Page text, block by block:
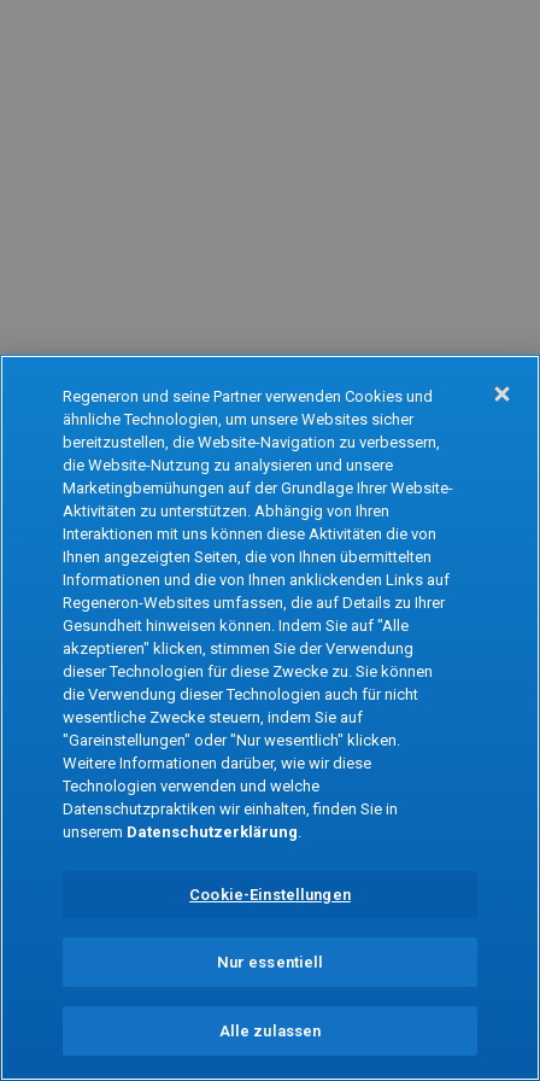
Oops!
Something went wrong. Please try refreshing
the app
Refresh
Regeneron und seine Partner verwenden Cookies und
ähnliche Technologien, um unsere Websites sicher
bereitzustellen, die Website-Navigation zu verbessern,
die Website-Nutzung zu analysieren und unsere
Marketingbemühungen auf der Grundlage Ihrer Website-
Aktivitäten zu unterstützen. Abhängig von Ihren
Interaktionen mit uns können diese Aktivitäten die von
Ihnen angezeigten Seiten, die von Ihnen übermittelten
Informationen und die von Ihnen anklickenden Links auf
Regeneron-Websites umfassen, die auf Details zu Ihrer
Gesundheit hinweisen können. Indem Sie auf "Alle
akzeptieren" klicken, stimmen Sie der Verwendung
dieser Technologien für diese Zwecke zu. Sie können
die Verwendung dieser Technologien auch für nicht
wesentliche Zwecke steuern, indem Sie auf
"Gareinstellungen" oder "Nur wesentlich" klicken.
Weitere Informationen darüber, wie wir diese
Technologien verwenden und welche
Datenschutzpraktiken wir einhalten, finden Sie in
unserem Datenschutzerklärung.
Cookie-Einstellungen
Nur essentiell
Alle zulassen